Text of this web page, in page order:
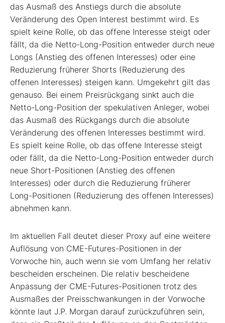
das Ausmaß des Anstiegs durch die absolute
Veränderung des Open Interest bestimmt wird. Es
spielt keine Rolle, ob das offene Interesse steigt oder
fällt, da die Netto-Long-Position entweder durch neue
Longs (Anstieg des offenen Interesses) oder eine
Reduzierung früherer Shorts (Reduzierung des
offenen Interesses) steigen kann. Umgekehrt gilt das
genauso. Bei einem Preisrückgang sinkt auch die
Netto-Long-Position der spekulativen Anleger, wobei
das Ausmaß des Rückgangs durch die absolute
Veränderung des offenen Interesses bestimmt wird.
Es spielt keine Rolle, ob das offene Interesse steigt
oder fällt, da die Netto-Long-Position entweder durch
neue Short-Positionen (Anstieg des offenen
Interesses) oder durch die Reduzierung früherer
Long-Positionen (Reduzierung des offenen Interesses)
abnehmen kann.
Im aktuellen Fall deutet dieser Proxy auf eine weitere
Auflösung von CME-Futures-Positionen in der
Vorwoche hin, auch wenn sie vom Umfang her relativ
bescheiden erscheinen. Die relativ bescheidene
Anpassung der CME-Futures-Positionen trotz des
Ausmaßes der Preisschwankungen in der Vorwoche
könnte laut J.P. Morgan darauf zurückzuführen sein,